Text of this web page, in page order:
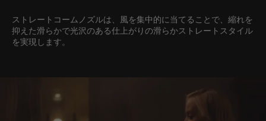
ストレートコームノズルは、風を集中的に当てることで、縮れを
抑えた滑らかで光沢のある仕上がりの滑らかストレートスタイル
を実現します。